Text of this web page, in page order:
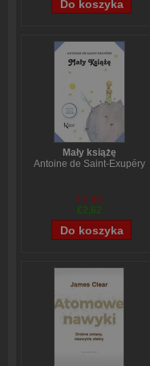
Mały książę
Antoine de Saint-Exupéry
€3,46
€2,62